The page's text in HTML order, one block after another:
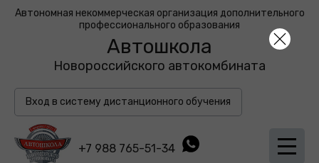
Автономная некоммерческая организация дополнительного
профессионального образования
Автошкола
Новороссийского автокомбината
Вход в систему дистанционного обучения
+7 988 765-51-34